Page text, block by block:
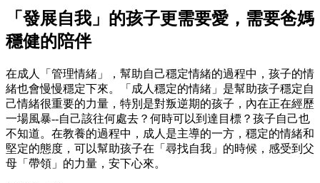
「發展自我」的孩子更需要愛，需要爸媽
穩健的陪伴
在成人「管理情緒」，幫助自己穩定情緒的過程中，孩子的情
緒也會慢慢穩定下來。「成人穩定的情緒」是幫助孩子穩定自
己情緒很重要的力量，特別是對叛逆期的孩子，內在正在經歷
一場風暴--自己該往何處去？何時可以到達目標？孩子自己也
不知道。在教養的過程中，成人是主導的一方，穩定的情緒和
堅定的態度，可以幫助孩子在「尋找自我」的時候，感受到父
母「帶領」的力量，安下心來。